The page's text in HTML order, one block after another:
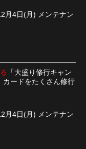
月4日(月) メンテナン
「大盛り修行キャン
カードをたくさん修行
月4日(月) メンテナン